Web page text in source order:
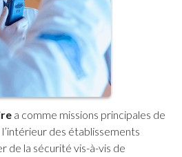
a comme missions principales de
des établissements
de la sécurité vis-à-vis de